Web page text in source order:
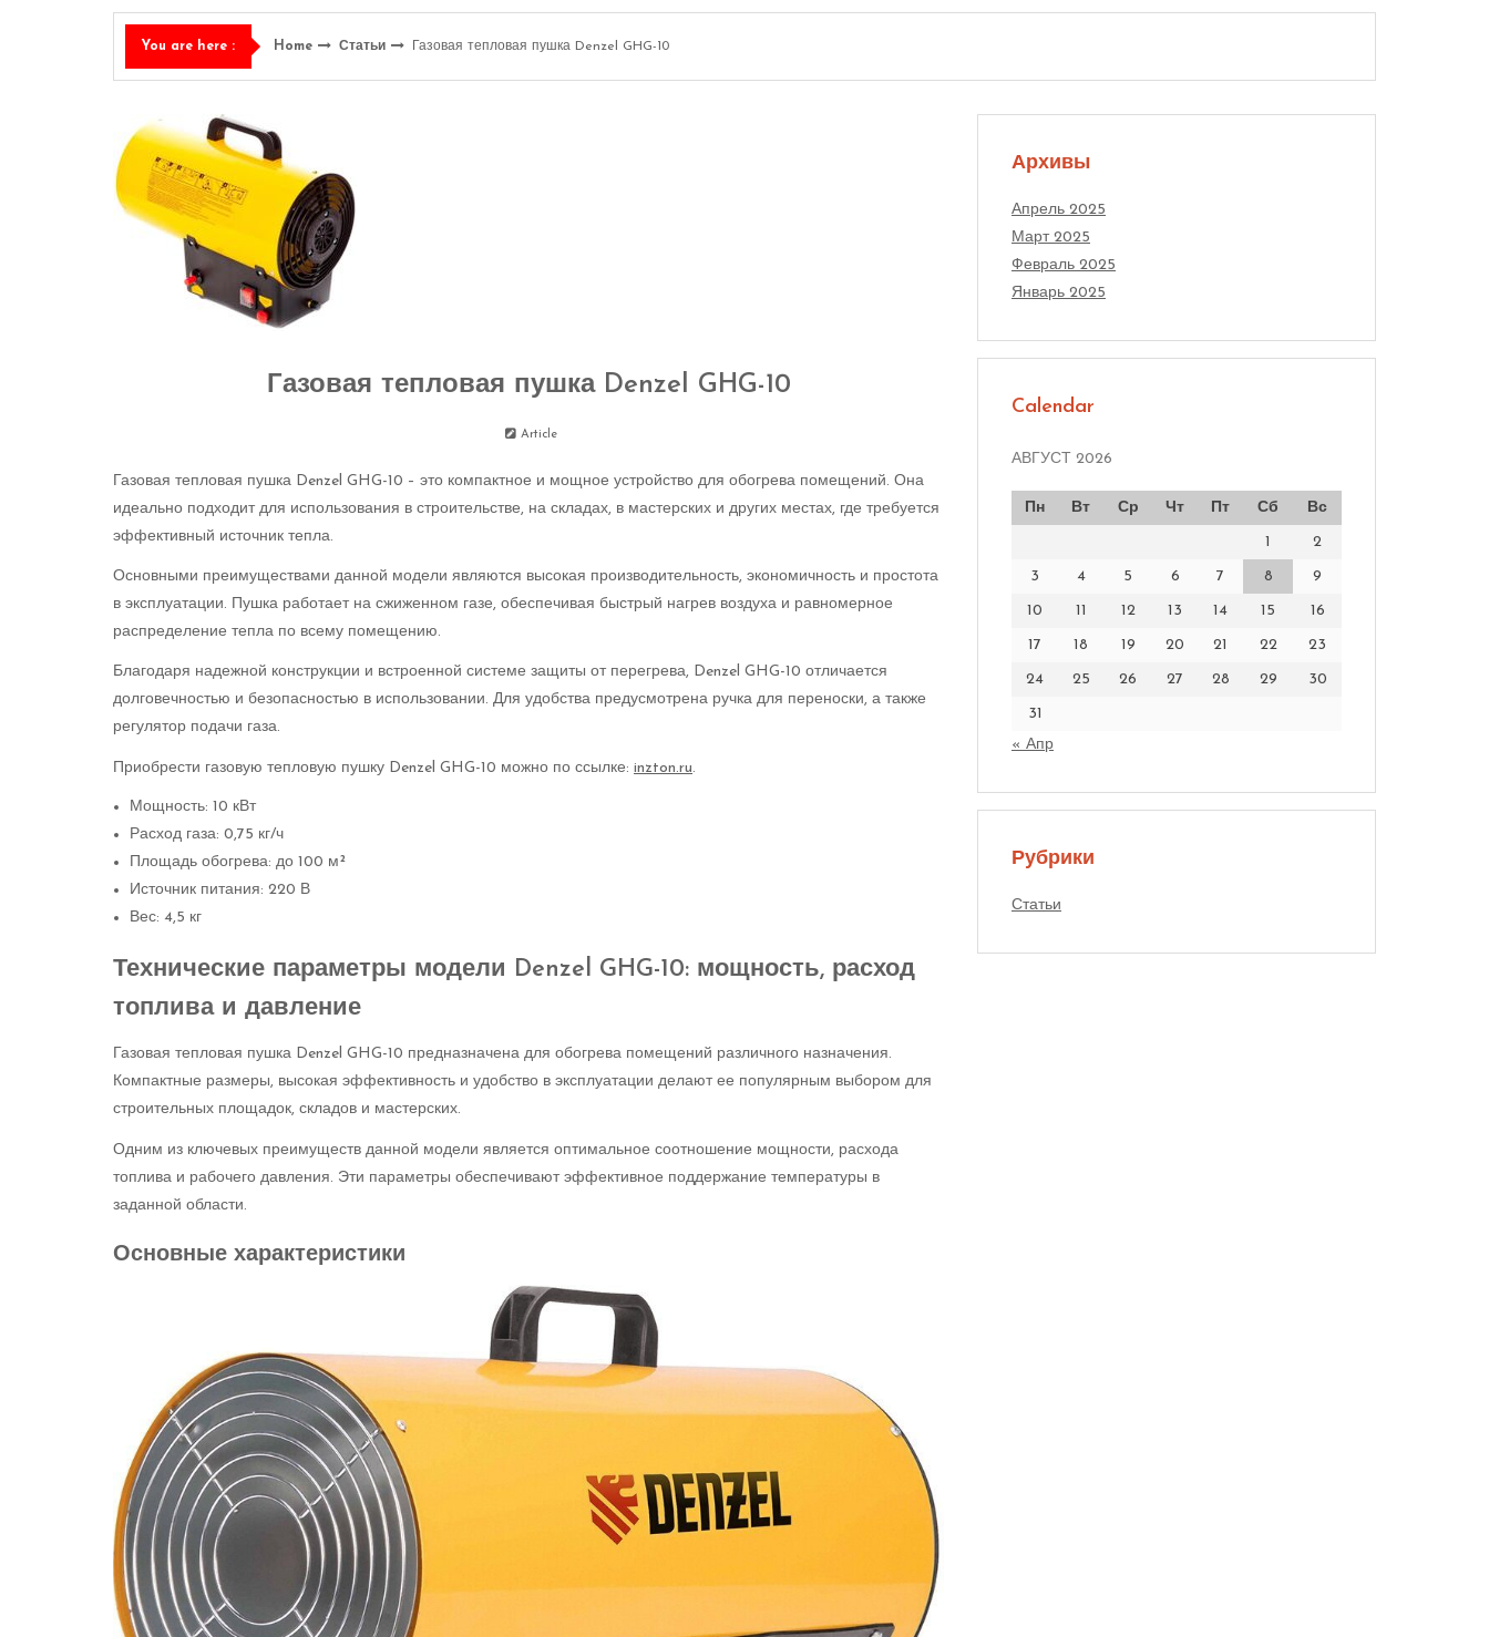
You are here : Home Статьи Газовая тепловая пушка Denzel GHG-10
Газовая тепловая пушка Denzel GHG-10
Article
Газовая тепловая пушка Denzel GHG-10 – это компактное и мощное устройство для обогрева помещений. Она
идеально подходит для использования в строительстве, на складах, в мастерских и других местах, где требуется
эффективный источник тепла.
Основными преимуществами данной модели являются высокая производительность, экономичность и простота
в эксплуатации. Пушка работает на сжиженном газе, обеспечивая быстрый нагрев воздуха и равномерное
распределение тепла по всему помещению.
Благодаря надежной конструкции и встроенной системе защиты от перегрева, Denzel GHG-10 отличается
долговечностью и безопасностью в использовании. Для удобства предусмотрена ручка для переноски, а также
регулятор подачи газа.
Приобрести газовую тепловую пушку Denzel GHG-10 можно по ссылке: inzton.ru.
Мощность: 10 кВт
Расход газа: 0,75 кг/ч
Площадь обогрева: до 100 м²
Источник питания: 220 В
Вес: 4,5 кг
Технические параметры модели Denzel GHG-10: мощность, расход
топлива и давление
Газовая тепловая пушка Denzel GHG-10 предназначена для обогрева помещений различного назначения.
Компактные размеры, высокая эффективность и удобство в эксплуатации делают ее популярным выбором для
строительных площадок, складов и мастерских.
Одним из ключевых преимуществ данной модели является оптимальное соотношение мощности, расхода
топлива и рабочего давления. Эти параметры обеспечивают эффективное поддержание температуры в
заданной области.
Основные характеристики
Архивы
Апрель 2025
Март 2025
Февраль 2025
Январь 2025
Calendar
АВГУСТ 2026
Пн Вт Ср Чт Пт Сб Вс
1 2
3 4 5 6 7 8 9
10 11 12 13 14 15 16
17 18 19 20 21 22 23
24 25 26 27 28 29 30
31
« Апр
Рубрики
Статьи